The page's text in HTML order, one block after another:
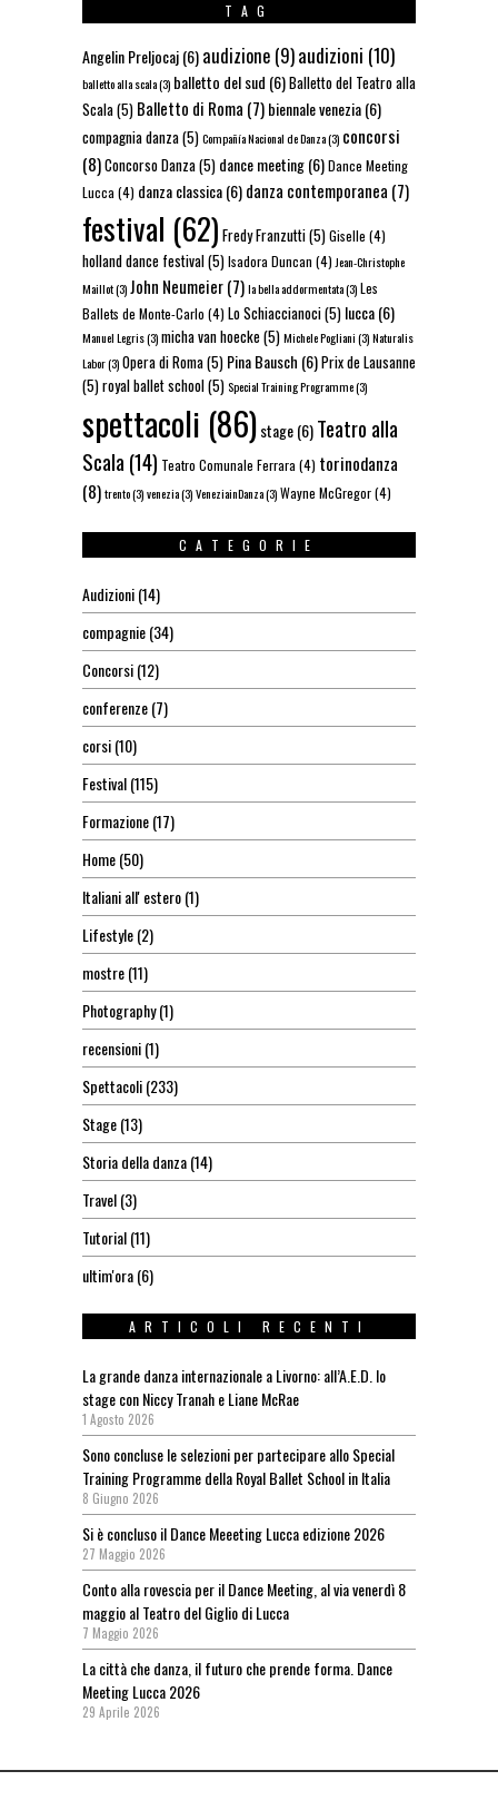
TAG
Angelin Preljocaj(6)audizione (9)audizioni (10)
balletto alla scala(3) balletto del sud (6)Balletto del Teatro alla
Scala(5) Balletto di Roma (7)biennale venezia(6)
compagnia danza(5)Compañía Nacional de Danza(3) concorsi
(8)Concorso Danza(5) dance meeting(6)Dance Meeting
Lucca (4) danza classica(6)danza contemporanea (7)
festival (62) Fredy Franzutti(5)Giselle (4)
holland dance festival(5)Isadora Duncan (4) Jean-Christophe
Maillot(3)John Neumeier(7)la bella addormentata(3)Les
Ballets de Monte-Carlo (4) Lo Schiaccianoci(5) lucca(6)
Manuel Legris(3)micha van hoecke(5)Michele Pogliani(3)Naturalis
Labor(3)Opera di Roma(5) Pina Bausch (6)Prix de Lausanne
(5)royal ballet school(5)Special Training Programme(3)
spettacoli (86)stage(6)Teatro alla
Scala (14) Teatro Comunale Ferrara (4) torinodanza
(8)trento(3)venezia(3)VeneziainDanza(3)Wayne McGregor(4)
CATEGORIE
Audizioni(14)
compagnie(34)
Concorsi(12)
conferenze(7)
corsi(10)
Festival(115)
Formazione(17)
Home(50)
Italiani all' estero(1)
Lifestyle(2)
mostre(11)
Photography(1)
recensioni(1)
Spettacoli(233)
Stage(13)
Storia della danza(14)
Travel(3)
Tutorial(11)
ultim'ora(6)
ARTICOLI RECENTI
La grande danza internazionale a Livorno: all’A.E.D. lo
stage con Niccy Tranah e Liane McRae
1 Agosto 2026
Sono concluse le selezioni per partecipare allo Special
Training Programme della Royal Ballet School in Italia
8 Giugno 2026
Si è concluso il Dance Meeeting Lucca edizione 2026
27 Maggio 2026
Conto alla rovescia per il Dance Meeting, al via venerdì 8
maggio al Teatro del Giglio di Lucca
7 Maggio 2026
La città che danza, il futuro che prende forma. Dance
Meeting Lucca 2026
29 Aprile 2026